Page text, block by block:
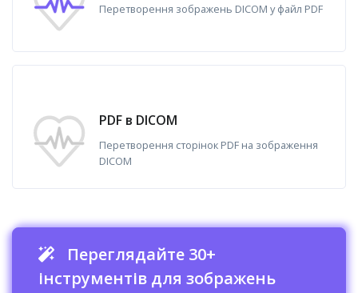
Перетворення зображень DICOM у файл PDF
PDF в DICOM
Перетворення сторінок PDF на зображення
DICOM
Переглядайте 30+
інструментів для зображень